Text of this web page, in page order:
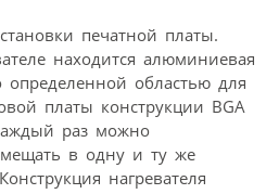
печатной платы.
находится алюминиевая
определенной областью для
платы конструкции BGA
раз можно
в одну и ту же
нагревателя